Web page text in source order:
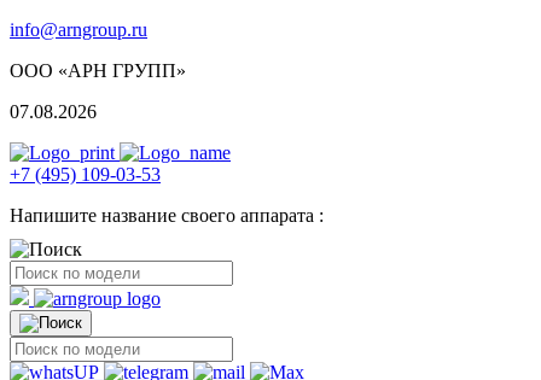
info@arngroup.ru
ООО «АРН ГРУПП»
07.08.2026
+7 (495) 109-03-53
Напишите название своего аппарата :